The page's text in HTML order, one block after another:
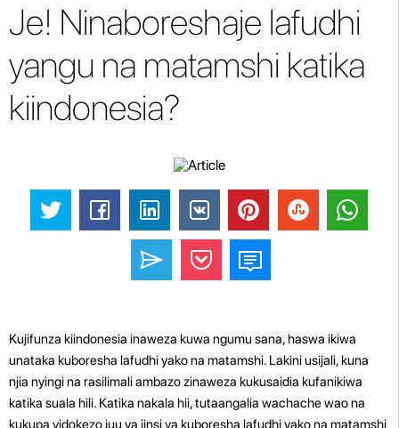
Je! Ninaboreshaje lafudhi
yangu na matamshi katika
kiindonesia?
Kujifunza kiindonesia inaweza kuwa ngumu sana, haswa ikiwa
unataka kuboresha lafudhi yako na matamshi. Lakini usijali, kuna
njia nyingi na rasilimali ambazo zinaweza kukusaidia kufanikiwa
katika suala hili. Katika nakala hii, tutaangalia wachache wao na
kukupa vidokezo juu ya jinsi ya kuboresha lafudhi yako na matamshi